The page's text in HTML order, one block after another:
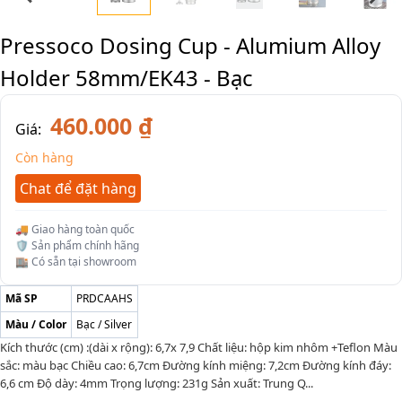
Pressoco Dosing Cup - Alumium Alloy
Holder 58mm/EK43 - Bạc
Giá: 460.000 ₫
Còn hàng
Chat để đặt hàng
🚚 Giao hàng toàn quốc
🛡️ Sản phẩm chính hãng
🏬 Có sẵn tại showroom
Mã SP
PRDCAAHS
Màu / Color
Bạc / Silver
Kích thước (cm) :(dài x rộng): 6,7x 7,9 Chất liệu: hộp kim nhôm +Teflon Màu
sắc: màu bạc Chiều cao: 6,7cm Đường kính miệng: 7,2cm Đường kính đáy:
6,6 cm Độ dày: 4mm Trọng lượng: 231g Sản xuất: Trung Q...